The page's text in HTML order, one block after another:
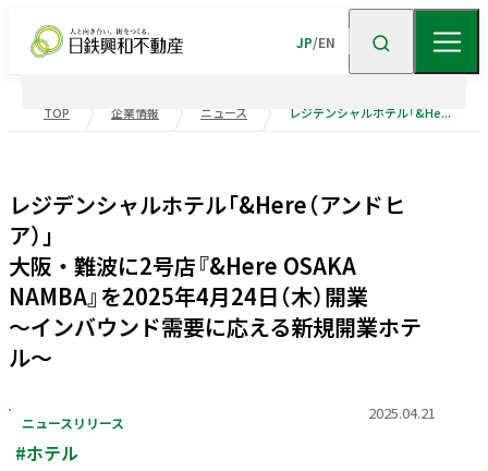
企業情報
企業情報TOP トップメッセージ
企業理念 会社概要
沿革 事業・ ポートフォリ
受賞歴
ニュース
事業紹介
物流施設事業
JP/EN
TOP 企業情報 ニュース
レジデンシャルホテル「&Here（アンドヒ
ア）」
大阪・難波に2号店『&Here OSAKA
NAMBA』を2025年4月24日（木）開業
～インバウンド需要に応える新規開業ホテ
ル～
ニュースリリース
2025.04.21
#ホテル